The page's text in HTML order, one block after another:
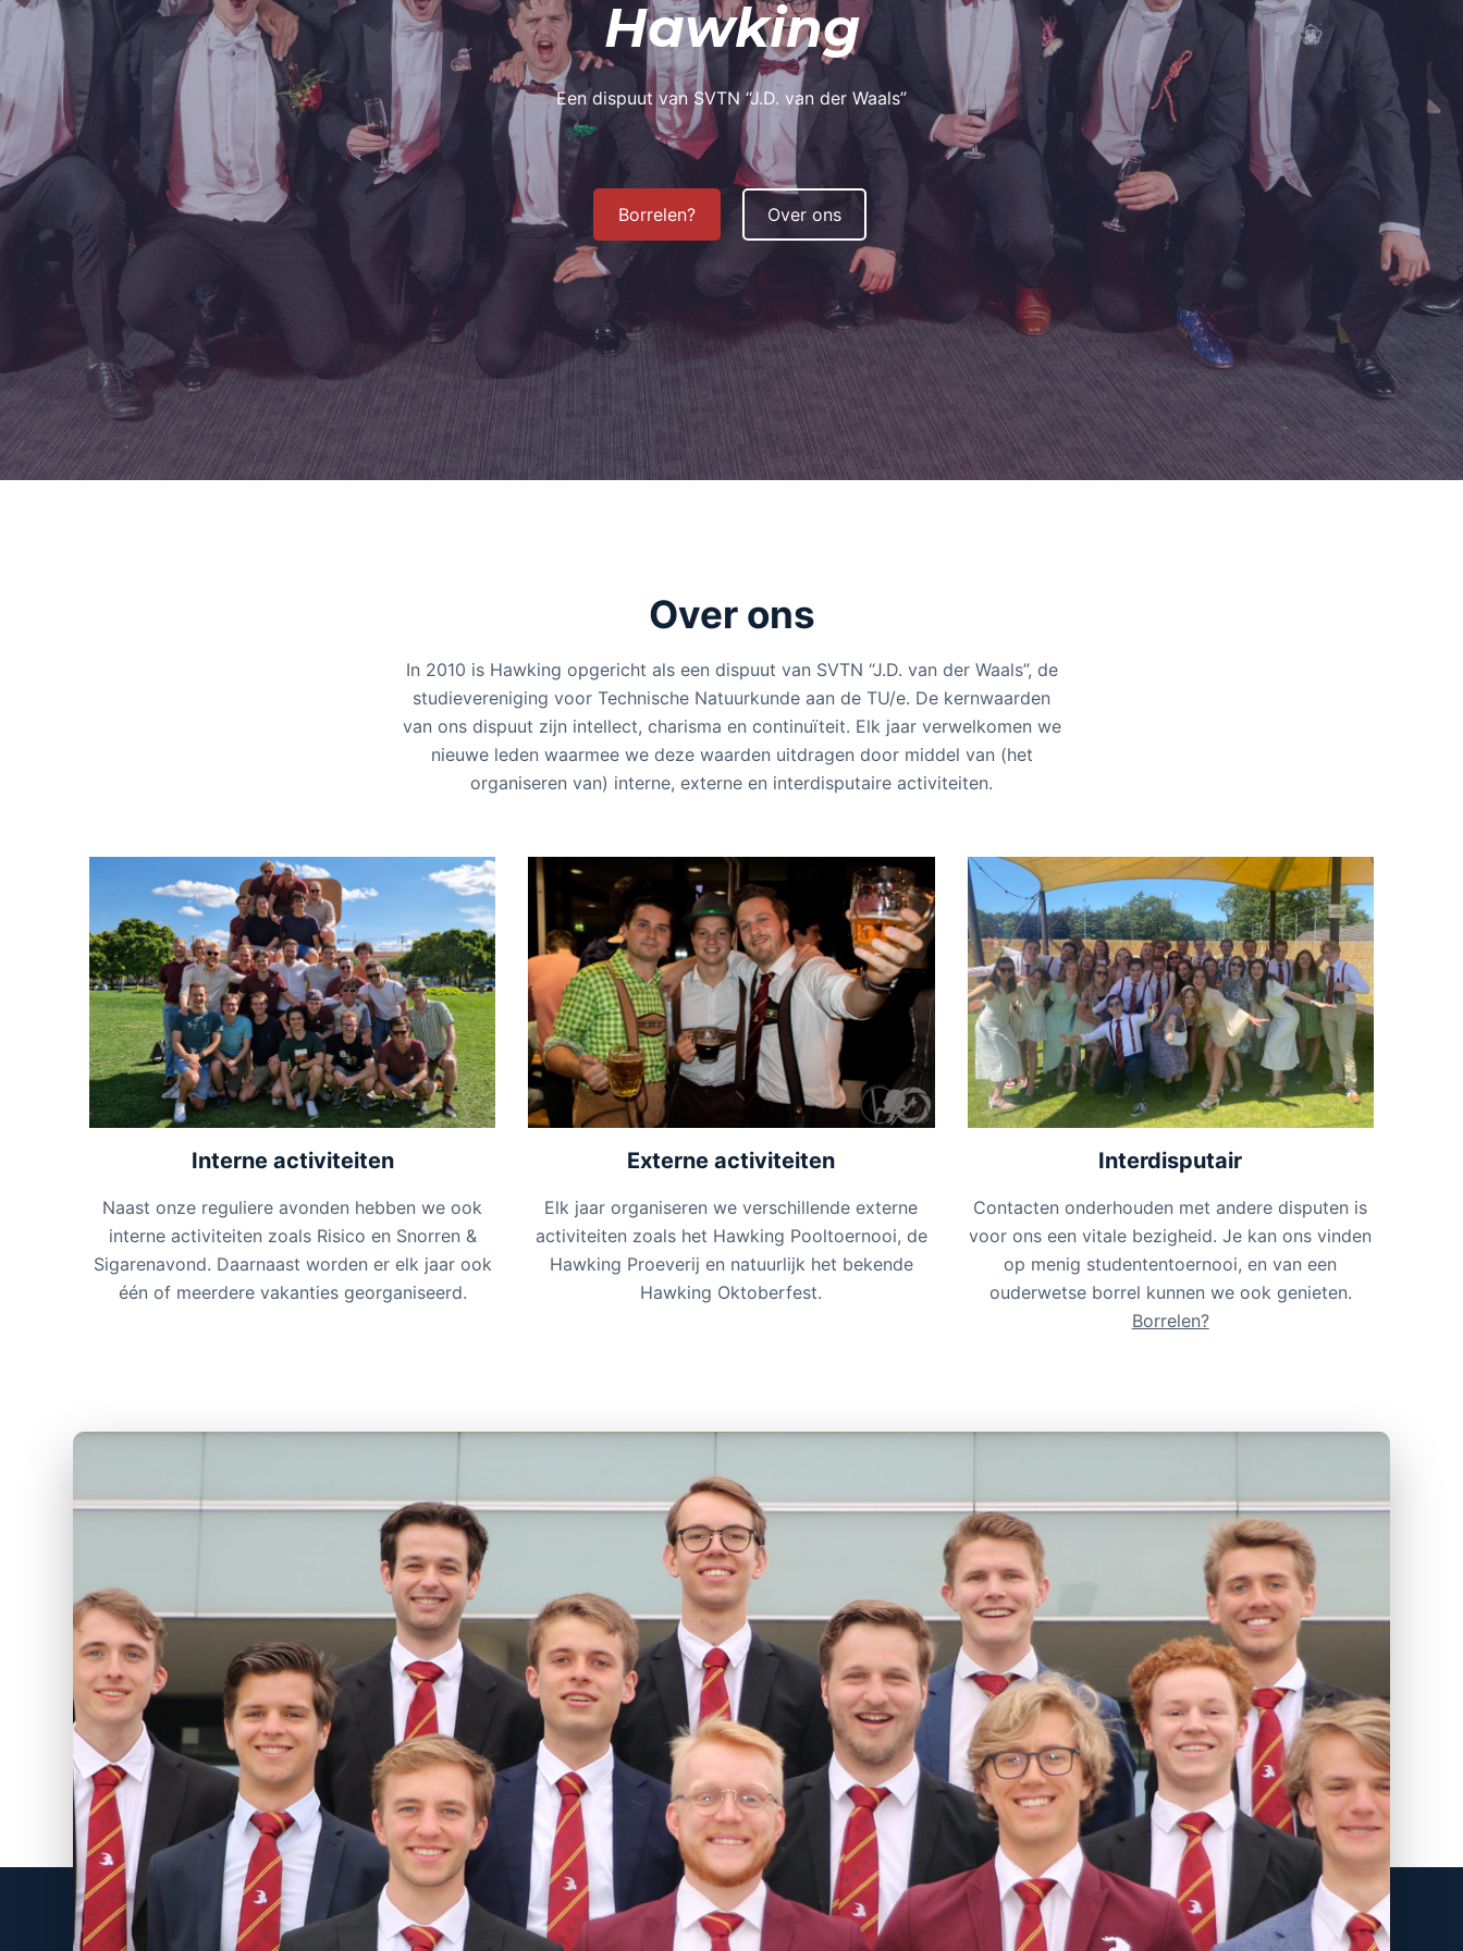
Hawking
Een dispuut van SVTN “J.D. van der Waals”
Borrelen? Over ons
Over ons
In 2010 is Hawking opgericht als een dispuut van SVTN “J.D. van der Waals”, de
studievereniging voor Technische Natuurkunde aan de TU/e. De kernwaarden
van ons dispuut zijn intellect, charisma en continuïteit. Elk jaar verwelkomen we
nieuwe leden waarmee we deze waarden uitdragen door middel van (het
organiseren van) interne, externe en interdisputaire activiteiten.
Interne activiteiten
Naast onze reguliere avonden hebben we ook
interne activiteiten zoals Risico en Snorren &
Sigarenavond. Daarnaast worden er elk jaar ook
één of meerdere vakanties georganiseerd.
Externe activiteiten
Elk jaar organiseren we verschillende externe
activiteiten zoals het Hawking Pooltoernooi, de
Hawking Proeverij en natuurlijk het bekende
Hawking Oktoberfest.
Interdisputair
Contacten onderhouden met andere disputen is
voor ons een vitale bezigheid. Je kan ons vinden
op menig studententoernooi, en van een
ouderwetse borrel kunnen we ook genieten.
Borrelen?